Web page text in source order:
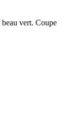
vert. Coupe